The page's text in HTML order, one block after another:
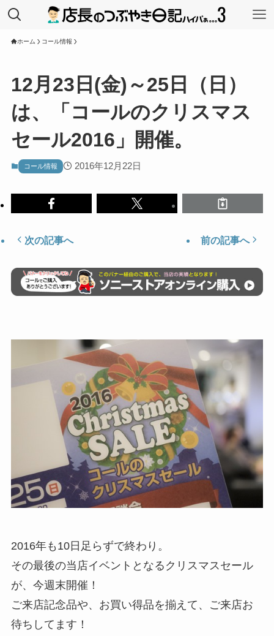
ホーム コール情報
12月23日(金)～25日（日）
は、「コールのクリスマス
セール2016」開催。
コール情報 2016年12月22日
次の記事へ 前の記事へ
2016年も10日足らずで終わり。
その最後の当店イベントとなるクリスマスセール
が、今週末開催！
ご来店記念品や、お買い得品を揃えて、ご来店お
待ちしてます！